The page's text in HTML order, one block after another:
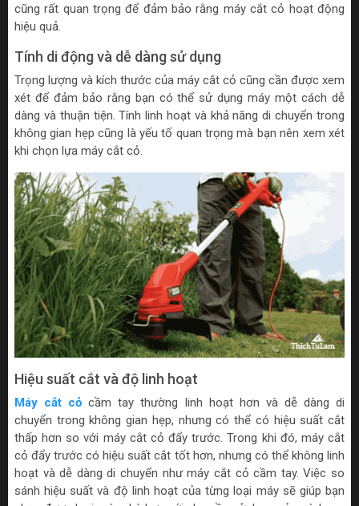
cũng rất quan trọng để đảm bảo rằng máy cắt cỏ hoạt động
hiệu quả.
Tính di động và dễ dàng sử dụng
Trọng lượng và kích thước của máy cắt cỏ cũng cần được xem
xét để đảm bảo rằng bạn có thể sử dụng máy một cách dễ
dàng và thuận tiện. Tính linh hoạt và khả năng di chuyển trong
không gian hẹp cũng là yếu tố quan trọng mà bạn nên xem xét
khi chọn lựa máy cắt cỏ.
Hiệu suất cắt và độ linh hoạt
Máy cắt cỏ cầm tay thường linh hoạt hơn và dễ dàng di
chuyển trong không gian hẹp, nhưng có thể có hiệu suất cắt
thấp hơn so với máy cắt cỏ đẩy trước. Trong khi đó, máy cắt
cỏ đẩy trước có hiệu suất cắt tốt hơn, nhưng có thể không linh
hoạt và dễ dàng di chuyển như máy cắt cỏ cầm tay. Việc so
sánh hiệu suất và độ linh hoạt của từng loại máy sẽ giúp bạn